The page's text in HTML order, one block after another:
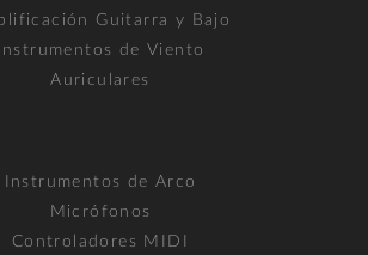
Guitarra y Bajo
Instrumentos de Viento
Auriculares
Instrumentos de Arco
Micrófonos
Controladores MIDI